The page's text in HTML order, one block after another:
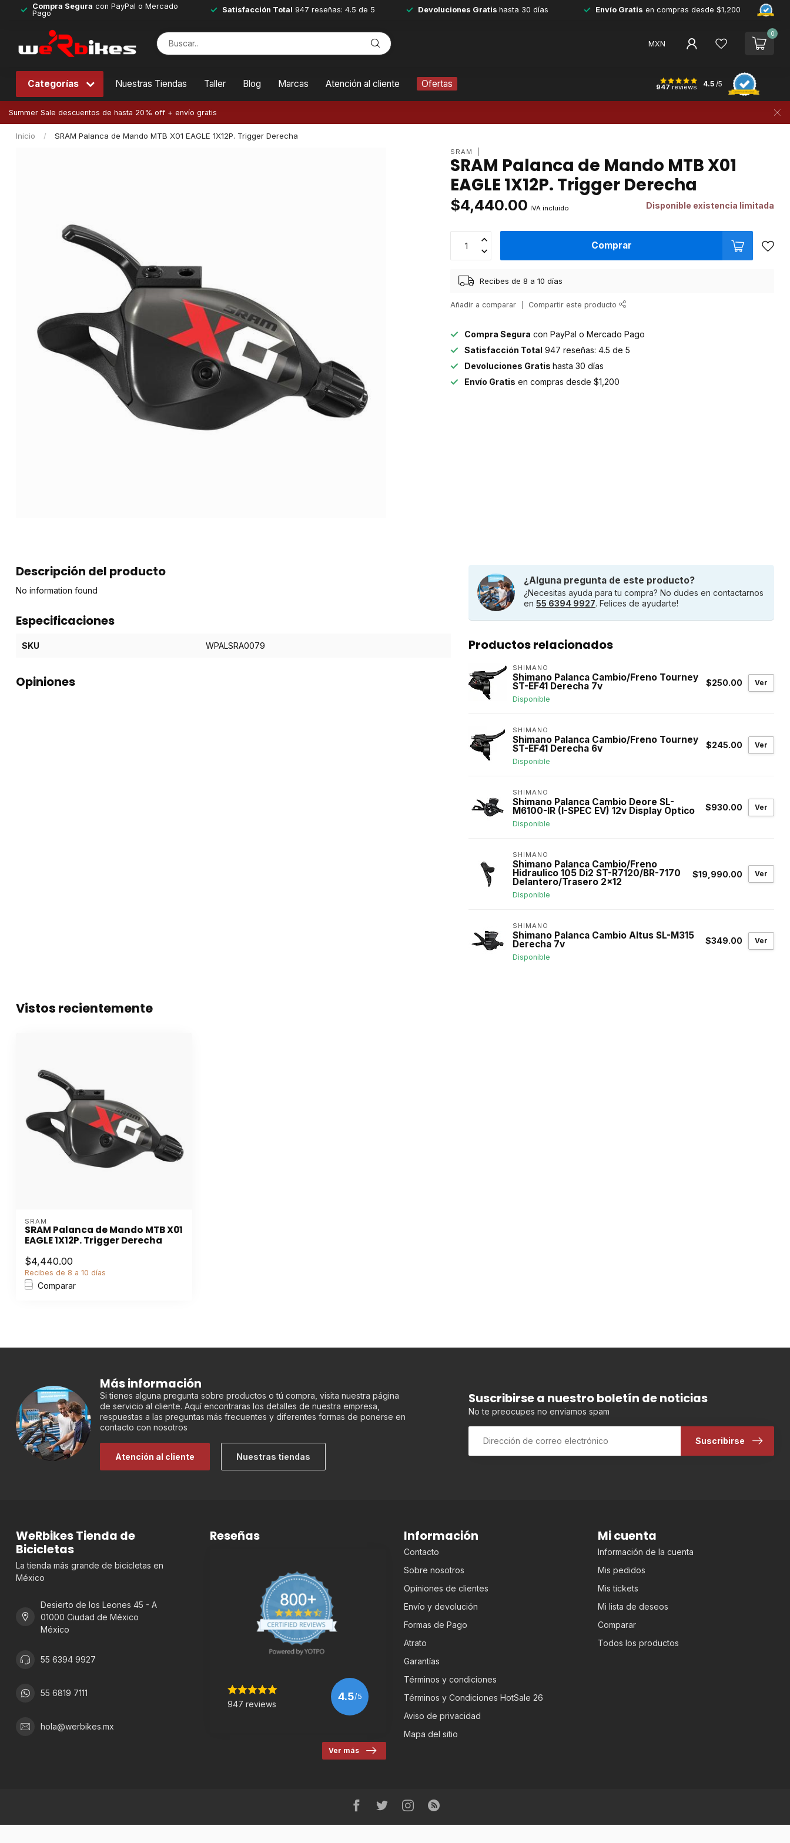
Compra Segura con PayPal o Mercado
Pago
Satisfacción Total 947 reseñas: 4.5 de 5 Devoluciones Gratis hasta 30 días Envío Gratis en compras desde $1,200
MXN
0
Categorías Nuestras Tiendas Taller Blog Marcas Atención al cliente Ofertas 947 reviews 4.5 /5
Summer Sale descuentos de hasta 20% off + envío gratis
Inicio / SRAM Palanca de Mando MTB X01 EAGLE 1X12P. Trigger Derecha
SRAM
SRAM Palanca de Mando MTB X01
EAGLE 1X12P. Trigger Derecha
$4,440.00 IVA incluido Disponible existencia limitada
Comprar
Recibes de 8 a 10 días
Añadir a comparar Compartir este producto
Compra Segura con PayPal o Mercado Pago
Satisfacción Total 947 reseñas: 4.5 de 5
Devoluciones Gratishasta 30 días
Envío Gratis en compras desde $1,200
Descripción del producto
No information found
Especificaciones
SKU WPALSRA0079
Opiniones
¿Alguna pregunta de este producto?
¿Necesitas ayuda para tu compra? No dudes en contactarnos
en 55 6394 9927. Felices de ayudarte!
Productos relacionados
SHIMANO
Shimano Palanca Cambio/Freno Tourney
ST-EF41 Derecha 7v
Disponible
$250.00 Ver
SHIMANO
Shimano Palanca Cambio/Freno Tourney
ST-EF41 Derecha 6v
Disponible
$245.00 Ver
SHIMANO
Shimano Palanca Cambio Deore SL-
M6100-IR (I-SPEC EV) 12v Display Optico
Disponible
$930.00 Ver
SHIMANO
Shimano Palanca Cambio/Freno
Hidraulico 105 Di2 ST-R7120/BR-7170
Delantero/Trasero 2x12
Disponible
$19,990.00 Ver
SHIMANO
Shimano Palanca Cambio Altus SL-M315
Derecha 7v
Disponible
$349.00 Ver
Vistos recientemente
SRAM
SRAM Palanca de Mando MTB X01
EAGLE 1X12P. Trigger Derecha
$4,440.00
Recibes de 8 a 10 días
Comparar
Más información
Si tienes alguna pregunta sobre productos o tú compra, visita nuestra página
de servicio al cliente. Aquí encontraras los detalles de nuestra empresa,
respuestas a las preguntas más frecuentes y diferentes formas de ponerse en
contacto con nosotros
Atención al cliente Nuestras tiendas
Suscribirse a nuestro boletín de noticias
No te preocupes no enviamos spam
Suscribirse
WeRbikes Tienda de
Bicicletas
La tienda más grande de bicicletas en
México
Desierto de los Leones 45 - A
01000 Ciudad de México
México
55 6394 9927
55 6819 7111
hola@werbikes.mx
Reseñas
947 reviews
4.5/5
Ver más
Información
Contacto
Sobre nosotros
Opiniones de clientes
Envío y devolución
Formas de Pago
Atrato
Garantías
Términos y condiciones
Términos y Condiciones HotSale 26
Aviso de privacidad
Mapa del sitio
Mi cuenta
Información de la cuenta
Mis pedidos
Mis tickets
Mi lista de deseos
Comparar
Todos los productos